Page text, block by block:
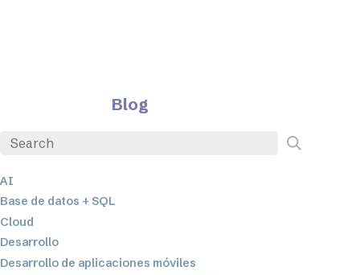
Blog
AI
Base de datos + SQL
Cloud
Desarrollo
Desarrollo de aplicaciones móviles